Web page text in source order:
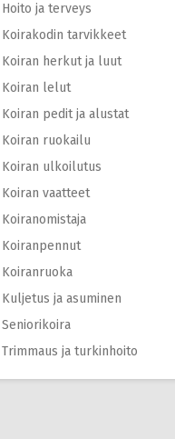
Hoito ja terveys
Koirakodin tarvikkeet
Koiran herkut ja luut
Koiran lelut
Koiran pedit ja alustat
Koiran ruokailu
Koiran ulkoilutus
Koiran vaatteet
Koiranomistaja
Koiranpennut
Koiranruoka
Kuljetus ja asuminen
Seniorikoira
Trimmaus ja turkinhoito